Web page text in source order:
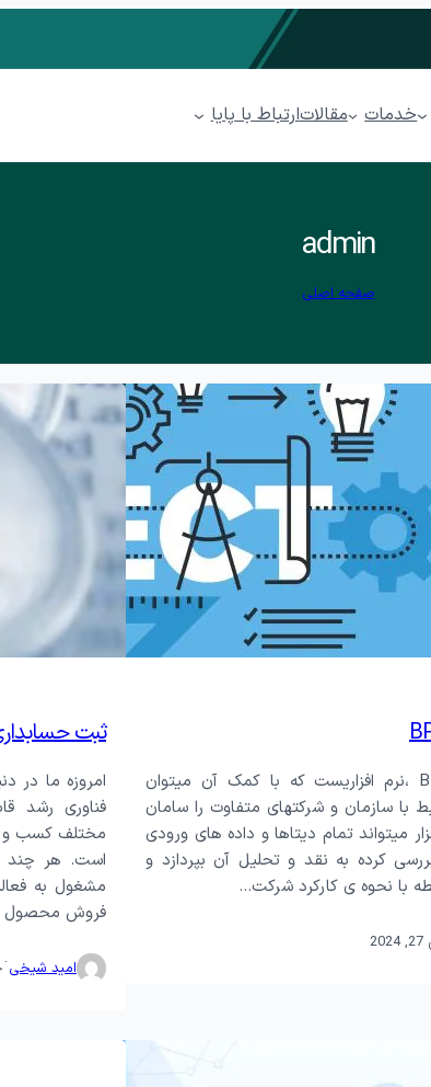
مدیریت ارتباط با مشتریان (CRM) پل
فرآیندهای بازاریابی
فرصت
فرصت بازاریابی
ایجاد و
ثبت گارانتی محصولات
فرم گزارش کار
خدمات مقالاتارتباط با پایا
admin
صفحه اصلی
نرم افزار BPMS ،نرم افزاریست که با کمک آن میتوان
با سازمان و شرکتهای متفاوت را سامان
میتواند تمام دیتاها و داده های ورودی
کرده به نقد و تحلیل آن بپردازد و
با نحوه ی کارکرد شرکت…
ثبت
امروزه ما در
فناوری رشد
مختلف کسب و
است. هر چند
مشغول به
فروش محصول
امید شیخی·